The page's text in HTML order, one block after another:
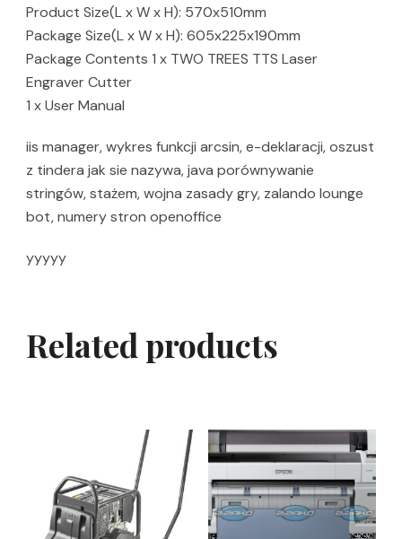
Product Size(L x W x H): 570x510mm
Package Size(L x W x H): 605x225x190mm
Package Contents 1 x TWO TREES TTS Laser
Engraver Cutter
1 x User Manual
iis manager, wykres funkcji arcsin, e-deklaracji, oszust
z tindera jak sie nazywa, java porównywanie
stringów, stażem, wojna zasady gry, zalando lounge
bot, numery stron openoffice
yyyyy
Related products